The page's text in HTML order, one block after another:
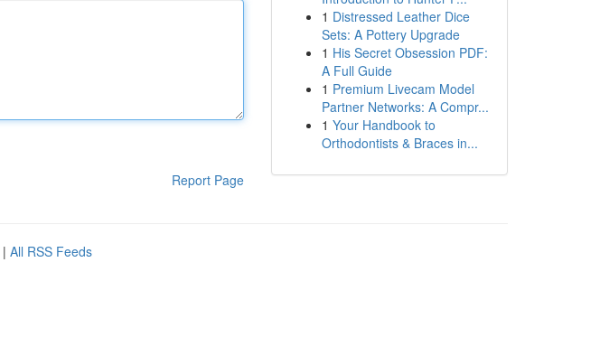
Report Page
1 Distressed Leather Dice
Sets: A Pottery Upgrade
1 His Secret Obsession PDF:
A Full Guide
1 Premium Livecam Model
Partner Networks: A Compr...
1 Your Handbook to
Orthodontists & Braces in...
| All RSS Feeds